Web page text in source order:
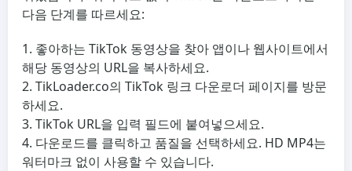
다음 단계를 따르세요:
좋아하는 TikTok 동영상을 찾아 앱이나 웹사이트에서
해당 동영상의 URL을 복사하세요.
TikLoader.co의 TikTok 링크 다운로더 페이지를 방문
하세요.
TikTok URL을 입력 필드에 붙여넣으세요.
다운로드를 클릭하고 품질을 선택하세요. HD MP4는
워터마크 없이 사용할 수 있습니다.